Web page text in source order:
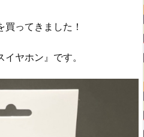
ってきました！
イヤホン』です。